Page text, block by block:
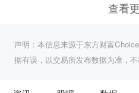
查看
声明：本信息来源于东方财富
据有误，以交易所发布数据为准，不